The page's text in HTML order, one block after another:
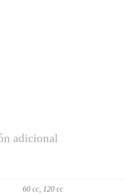
adicional
60 cc, 120 cc